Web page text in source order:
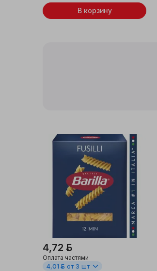
В корзину
4,72 ƃ
Оплата частями
4,01 ƃ от 3 шт